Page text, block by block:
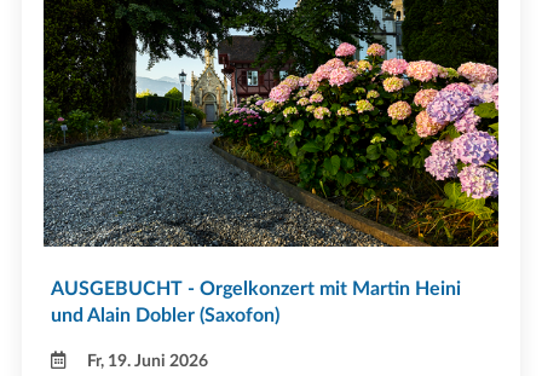
AUSGEBUCHT - Orgelkonzert mit Martin Heini
und Alain Dobler (Saxofon)
Fr, 19. Juni 2026